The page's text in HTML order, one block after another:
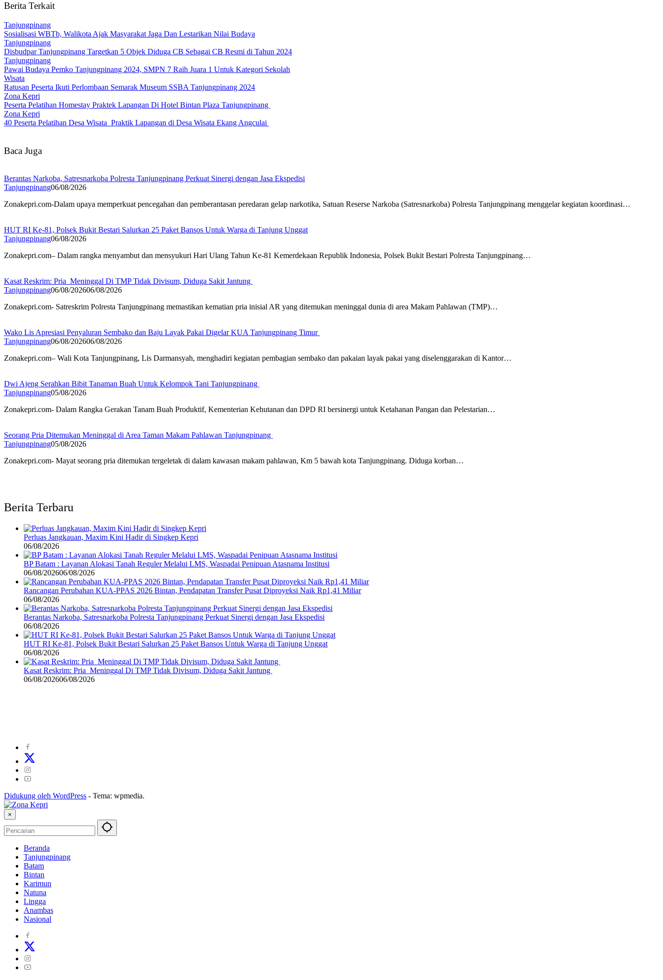
Berita Terkait
Tanjungpinang
Sosialisasi WBTb, Walikota Ajak Masyarakat Jaga Dan Lestarikan Nilai Budaya
Tanjungpinang
Disbudpar Tanjungpinang Targetkan 5 Objek Diduga CB Sebagai CB Resmi di Tahun 2024
Tanjungpinang
Pawai Budaya Pemko Tanjungpinang 2024, SMPN 7 Raih Juara 1 Untuk Kategori Sekolah
Wisata
Ratusan Peserta Ikuti Perlombaan Semarak Museum SSBA Tanjungpinang 2024
Zona Kepri
Peserta Pelatihan Homestay Praktek Lapangan Di Hotel Bintan Plaza Tanjungpinang
Zona Kepri
40 Peserta Pelatihan Desa Wisata Praktik Lapangan di Desa Wisata Ekang Angculai
Baca Juga
Berantas Narkoba, Satresnarkoba Polresta Tanjungpinang Perkuat Sinergi dengan Jasa Ekspedisi
Tanjungpinang06/08/2026
Zonakepri.com-Dalam upaya memperkuat pencegahan dan pemberantasan peredaran gelap narkotika, Satuan Reserse Narkoba (Satresnarkoba) Polresta Tanjungpinang menggelar kegiatan koordinasi…
HUT RI Ke-81, Polsek Bukit Bestari Salurkan 25 Paket Bansos Untuk Warga di Tanjung Unggat
Tanjungpinang06/08/2026
Zonakepri.com– Dalam rangka menyambut dan mensyukuri Hari Ulang Tahun Ke-81 Kemerdekaan Republik Indonesia, Polsek Bukit Bestari Polresta Tanjungpinang…
Kasat Reskrim: Pria Meninggal Di TMP Tidak Divisum, Diduga Sakit Jantung
Tanjungpinang06/08/202606/08/2026
Zonakepri.com- Satreskrim Polresta Tanjungpinang memastikan kematian pria inisial AR yang ditemukan meninggal dunia di area Makam Pahlawan (TMP)…
Wako Lis Apresiasi Penyaluran Sembako dan Baju Layak Pakai Digelar KUA Tanjungpinang Timur
Tanjungpinang06/08/202606/08/2026
Zonakepri.com– Wali Kota Tanjungpinang, Lis Darmansyah, menghadiri kegiatan pembagian sembako dan pakaian layak pakai yang diselenggarakan di Kantor…
Dwi Ajeng Serahkan Bibit Tanaman Buah Untuk Kelompok Tani Tanjungpinang
Tanjungpinang05/08/2026
Zonakepri.com- Dalam Rangka Gerakan Tanam Buah Produktif, Kementerian Kehutanan dan DPD RI bersinergi untuk Ketahanan Pangan dan Pelestarian…
Seorang Pria Ditemukan Meninggal di Area Taman Makam Pahlawan Tanjungpinang
Tanjungpinang05/08/2026
Zonakepri.com- ‎Mayat seorang pria ditemukan tergeletak di dalam kawasan makam pahlawan, Km 5 bawah kota Tanjungpinang. Diduga korban…
Berita Terbaru
Perluas Jangkauan, Maxim Kini Hadir di Singkep Kepri
06/08/2026
BP Batam : Layanan Alokasi Tanah Reguler Melalui LMS, Waspadai Penipuan Atasnama Institusi
06/08/202606/08/2026
Rancangan Perubahan KUA-PPAS 2026 Bintan, Pendapatan Transfer Pusat Diproyeksi Naik Rp1,41 Miliar
06/08/2026
Berantas Narkoba, Satresnarkoba Polresta Tanjungpinang Perkuat Sinergi dengan Jasa Ekspedisi
06/08/2026
HUT RI Ke-81, Polsek Bukit Bestari Salurkan 25 Paket Bansos Untuk Warga di Tanjung Unggat
06/08/2026
Kasat Reskrim: Pria Meninggal Di TMP Tidak Divisum, Diduga Sakit Jantung
06/08/202606/08/2026
Didukung oleh WordPress - Tema: wpmedia.
×
Beranda
Tanjungpinang
Batam
Bintan
Karimun
Natuna
Lingga
Anambas
Nasional